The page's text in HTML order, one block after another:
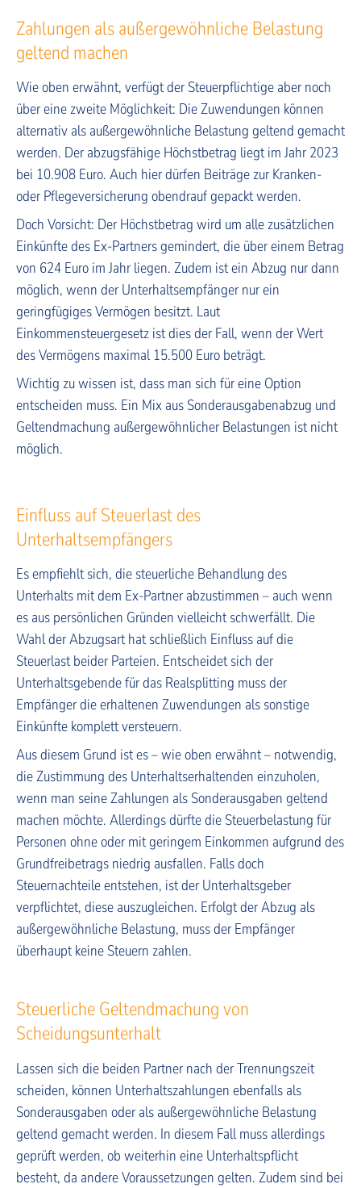
Zahlungen als außergewöhnliche Belastung
geltend machen
Wie oben erwähnt, verfügt der Steuerpflichtige aber noch
über eine zweite Möglichkeit: Die Zuwendungen können
alternativ als außergewöhnliche Belastung geltend gemacht
werden. Der abzugsfähige Höchstbetrag liegt im Jahr 2023
bei 10.908 Euro. Auch hier dürfen Beiträge zur Kranken-
oder Pflegeversicherung obendrauf gepackt werden.
Doch Vorsicht: Der Höchstbetrag wird um alle zusätzlichen
Einkünfte des Ex-Partners gemindert, die über einem Betrag
von 624 Euro im Jahr liegen. Zudem ist ein Abzug nur dann
möglich, wenn der Unterhaltsempfänger nur ein
geringfügiges Vermögen besitzt. Laut
Einkommensteuergesetz ist dies der Fall, wenn der Wert
des Vermögens maximal 15.500 Euro beträgt.
Wichtig zu wissen ist, dass man sich für eine Option
entscheiden muss. Ein Mix aus Sonderausgabenabzug und
Geltendmachung außergewöhnlicher Belastungen ist nicht
möglich.
Einfluss auf Steuerlast des
Unterhaltsempfängers
Es empfiehlt sich, die steuerliche Behandlung des
Unterhalts mit dem Ex-Partner abzustimmen – auch wenn
es aus persönlichen Gründen vielleicht schwerfällt. Die
Wahl der Abzugsart hat schließlich Einfluss auf die
Steuerlast beider Parteien. Entscheidet sich der
Unterhaltsgebende für das Realsplitting muss der
Empfänger die erhaltenen Zuwendungen als sonstige
Einkünfte komplett versteuern.
Aus diesem Grund ist es – wie oben erwähnt – notwendig,
die Zustimmung des Unterhaltserhaltenden einzuholen,
wenn man seine Zahlungen als Sonderausgaben geltend
machen möchte. Allerdings dürfte die Steuerbelastung für
Personen ohne oder mit geringem Einkommen aufgrund des
Grundfreibetrags niedrig ausfallen. Falls doch
Steuernachteile entstehen, ist der Unterhaltsgeber
verpflichtet, diese auszugleichen. Erfolgt der Abzug als
außergewöhnliche Belastung, muss der Empfänger
überhaupt keine Steuern zahlen.
Steuerliche Geltendmachung von
Scheidungsunterhalt
Lassen sich die beiden Partner nach der Trennungszeit
scheiden, können Unterhaltszahlungen ebenfalls als
Sonderausgaben oder als außergewöhnliche Belastung
geltend gemacht werden. In diesem Fall muss allerdings
geprüft werden, ob weiterhin eine Unterhaltspflicht
besteht, da andere Voraussetzungen gelten. Zudem sind bei